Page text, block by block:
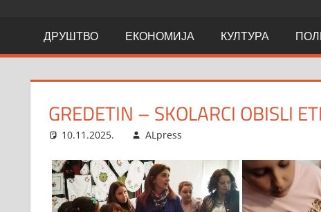
ДРУШТВО ЕКОНОМИЈА КУЛТУРА
GREDETIN – SKOLARCI OBISLI
10.11.2025. ALpress